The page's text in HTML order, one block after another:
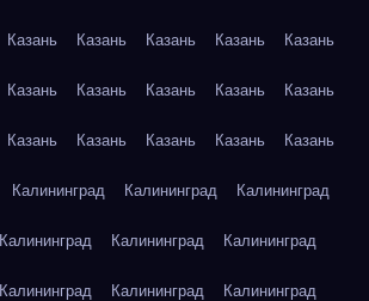
Казань Казань Казань Казань Казань
Казань Казань Казань Казань Казань
Казань Казань Казань Казань Казань
Калининград Калининград Калининград
Калининград Калининград Калининград
Калининград Калининград Калининград